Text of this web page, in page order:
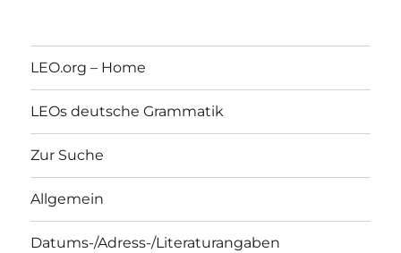
LEO.org – Home
LEOs deutsche Grammatik
Zur Suche
Allgemein
Datums-/Adress-/Literaturangaben